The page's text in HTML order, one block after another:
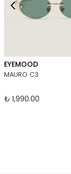
EYEMOOD
MAURO C3
₺ 1,990.00